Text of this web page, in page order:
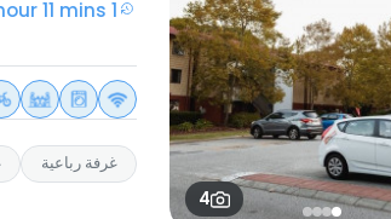
4
1 hour 11 mins مواصلات عامه Edith Cowan University
غرفة رباعية